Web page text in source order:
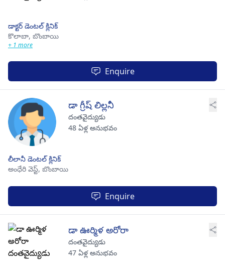
డాక్టర్ డెంటల్ క్లినిక్
కొలాబా, బొంబాయి
+ 1 more
Enquire
డా గ్రీష్ లిల్లనీ
దంతవైద్యుడు
48 ఏళ్ల అనుభవం
లీలానీ డెంటల్ క్లినిక్
అంధేరి వెస్ట్, బొంబాయి
Enquire
డా ఊర్మిళ అరోరా
దంతవైద్యుడు
47 ఏళ్ల అనుభవం